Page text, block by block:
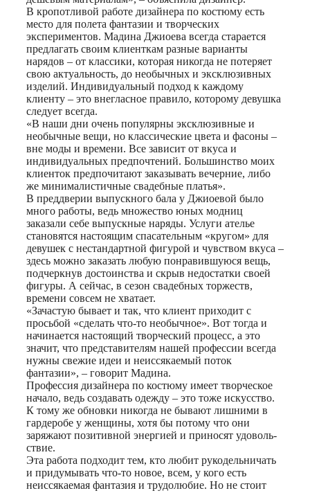
В кропотливой работе дизайнера по костюму есть
место для полета фантазии и творческих
экспериментов. Мадина Джиоева всегда старается
предлагать своим клиенткам разные варианты
нарядов – от классики, которая никогда не потеряет
свою актуальность, до необычных и эксклюзивных
изделий. Индивидуальный подход к каждому
клиенту – это внегласное правило, которому девушка
следует всегда.
«В наши дни очень популярны эксклюзивные и
необычные вещи, но классические цвета и фасоны –
вне моды и времени. Все зависит от вкуса и
индивидуальных предпочтений. Большинство моих
клиенток предпочитают заказывать вечерние, либо
же минималистичные свадебные платья».
В преддверии выпускного бала у Джиоевой было
много работы, ведь множество юных модниц
заказали себе выпускные наряды. Услуги ателье
становятся настоящим спасательным «кругом» для
девушек с нестандартной фигурой и чувством вкуса –
здесь можно заказать любую понравившуюся вещь,
подчеркнув достоинства и скрыв недостатки своей
фигуры. А сейчас, в сезон свадебных торжеств,
времени совсем не хватает.
«Зачастую бывает и так, что клиент приходит с
просьбой «сделать что-то необычное». Вот тогда и
начинается настоящий творческий процесс, а это
значит, что представителям нашей профессии всегда
нужны свежие идеи и неиссякаемый поток
фантазии», – говорит Мадина.
Профессия дизайнера по костюму имеет творческое
начало, ведь создавать одежду – это тоже искусство.
К тому же обновки никогда не бывают лишними в
гардеробе у женщины, хотя бы потому что они
заряжают позитивной энергией и приносят удоволь-
ствие.
Эта работа подходит тем, кто любит рукодельничать
и придумывать что-то новое, всем, у кого есть
неиссякаемая фантазия и трудолюбие. Но не стоит